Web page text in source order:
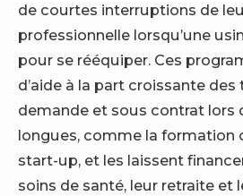
de courtes interruptions de
professionnelle lorsqu’une
pour se rééquiper. Ces
d’aide à la part croissante des
demande et sous contrat lors
longues, comme la formation
start-up, et les laissent
soins de santé, leur retraite et